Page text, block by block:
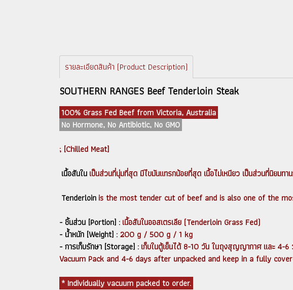
รายละเอียดสินค้า (Product Description)
SOUTHERN RANGES Beef Tenderloin Steak
100% Grass Fed Beef from Victoria, Australia
No Hormone, No Antibiotic, No GMO
; [Chilled Meat]
เนื้อสันใน เป็นส่วนที่นุ่มที่สุด มีไขมันแทรกน้อยที่สุด เนื้อไม่เหนียว เป็นส่วนที่นิยมทา
Tenderloin is the most tender cut of beef and is also one of the
- ชิ้นส่วน [Portion] : เนื้อสันในออสเตรเลีย (Tenderloin Grass Fed)
- น้ำหนัก [Weight] : 200 g / 500 g / 1 kg
- การเก็บรักษา [Storage] : เก็บในตู้เย็นได้ 8-10 วัน ในถุงสุญญากาศ และ 4-
Vacuum Pack and 4-6 days after unpacked and keep in a fully
* Individually vacuum packed to order.